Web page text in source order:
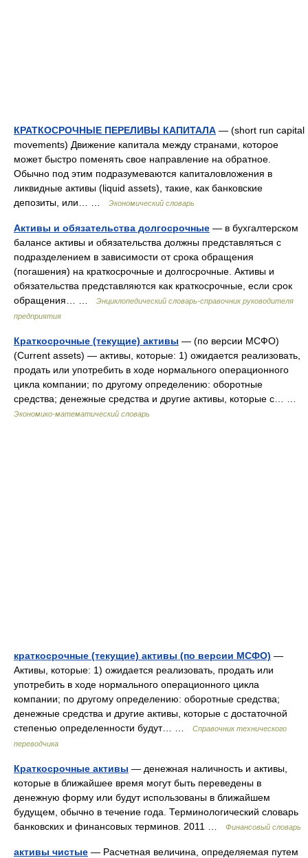
КРАТКОСРОЧНЫЕ ПЕРЕЛИВЫ КАПИТАЛА — (short run capital
movements) Движение капитала между странами, которое
может быстро поменять свое направление на обратное.
Обычно под этим подразумеваются капиталовложения в
ликвидные активы (liquid assets), такие, как банковские
депозиты, или… …
Экономический словарь
Активы и обязательства долгосрочные — в бухгалтерском
балансе активы и обязательства должны представляться с
подразделением в зависимости от срока обращения
(погашения) на краткосрочные и долгосрочные. Активы и
обязательства представляются как краткосрочные, если срок
обращения… …
Энциклопедический словарь-справочник руководителя
предприятия
Краткосрочные (текущие) активы — (по версии МСФО)
(Current assets) — активы, которые: 1) ожидается реализовать,
продать или употребить в ходе нормального операционного
цикла компании; по другому определению: оборотные
средства; денежные средства и другие активы, которые с… …
Экономико-математический словарь
краткосрочные (текущие) активы (по версии МСФО) —
Активы, которые: 1) ожидается реализовать, продать или
употребить в ходе нормального операционного цикла
компании; по другому определению: оборотные средства;
денежные средства и другие активы, которые с достаточной
степенью определенности будут… …
Справочник технического
переводчика
Краткосрочные активы — денежная наличность и активы,
которые в ближайшее время могут быть переведены в
денежную форму или будут использованы в ближайшем
будущем, обычно в течение года. Терминологический словарь
банковских и финансовых терминов. 2011 …
Финансовый словарь
активы чистые — Расчетная величина, определяемая путем